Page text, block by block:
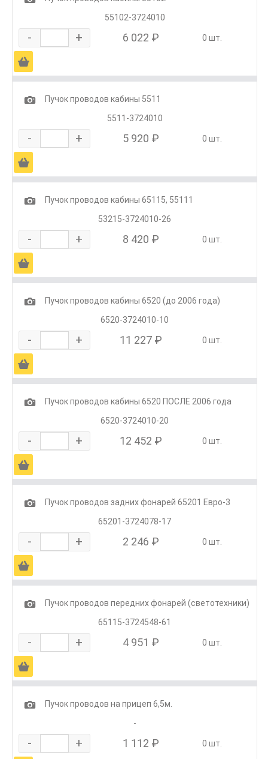
55102-3724010
- + 6 022 ₽ 0 шт.
Ä
1
Пучок проводов кабины 5511
5511-3724010
- + 5 920 ₽ 0 шт.
Ä
1
Пучок проводов кабины 65115, 55111
53215-3724010-26
- + 8 420 ₽ 0 шт.
Ä
1
Пучок проводов кабины 6520 (до 2006 года)
6520-3724010-10
- + 11 227 ₽ 0 шт.
Ä
1
Пучок проводов кабины 6520 ПОСЛЕ 2006 года
6520-3724010-20
- + 12 452 ₽ 0 шт.
Ä
1
Пучок проводов задних фонарей 65201 Евро-3
65201-3724078-17
- + 2 246 ₽ 0 шт.
Ä
1
Пучок проводов передних фонарей (светотехники)
65115-3724548-61
- + 4 951 ₽ 0 шт.
Ä
1
Пучок проводов на прицеп 6,5м.
-
- + 1 112 ₽ 0 шт.